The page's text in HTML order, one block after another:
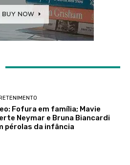
Fofura em família; Mavie
Neymar e Bruna Biancardi
pérolas da infância